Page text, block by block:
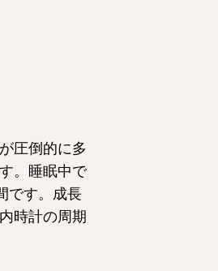
圧倒的に多
。睡眠中で
です。成長
時計の周期